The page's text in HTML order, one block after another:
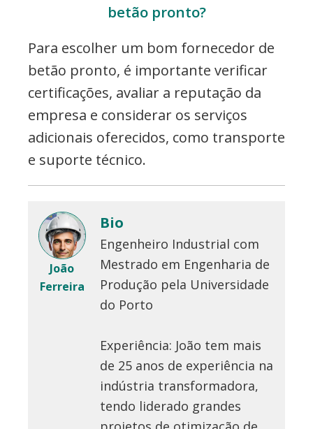
betão pronto?
Para escolher um bom fornecedor de
betão pronto, é importante verificar
certificações, avaliar a reputação da
empresa e considerar os serviços
adicionais oferecidos, como transporte
e suporte técnico.
João
Ferreira
Bio
Engenheiro Industrial com
Mestrado em Engenharia de
Produção pela Universidade
do Porto
Experiência: João tem mais
de 25 anos de experiência na
indústria transformadora,
tendo liderado grandes